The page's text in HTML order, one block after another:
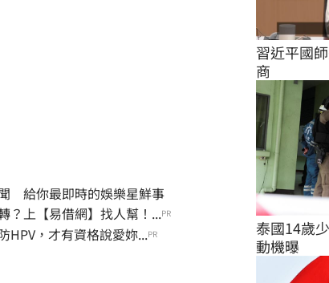
給你最即時的娛樂星鮮事
？上【易借網】找人幫！...PR
HPV，才有資格說愛妳...PR
習近平國
商
泰國14歲
動機曝